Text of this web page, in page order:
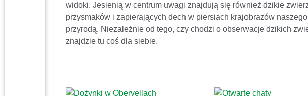
widoki. Jesienią w centrum uwagi znajdują się również dzikie
przysmaków i zapierających dech w piersiach krajobrazów
przyrodą. Niezależnie od tego, czy chodzi o obserwacje dzikich
znajdzie tu coś dla siebie.